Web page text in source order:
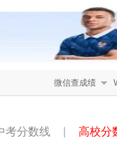
微信查成绩
考分数线 高校分